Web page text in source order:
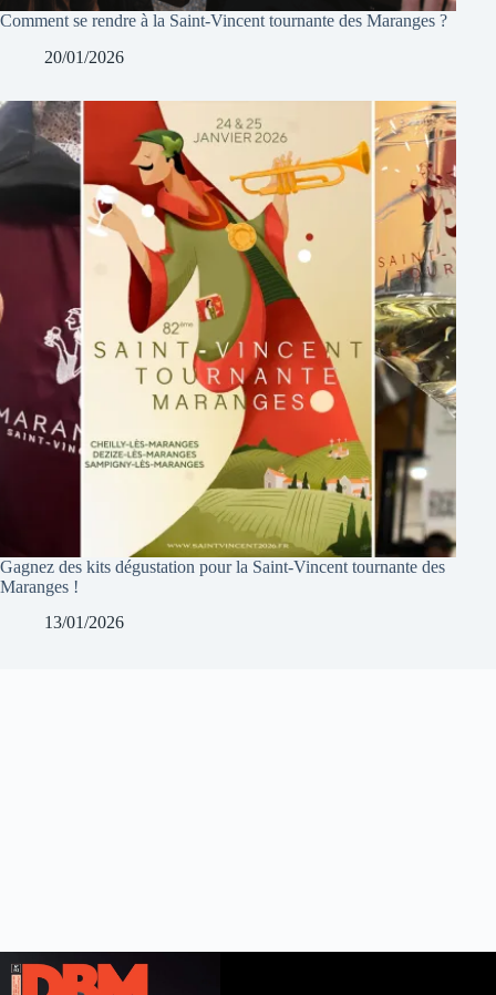
Comment se rendre à la Saint-Vincent tournante des Maranges ?
20/01/2026
Gagnez des kits dégustation pour la Saint-Vincent tournante des
Maranges !
13/01/2026